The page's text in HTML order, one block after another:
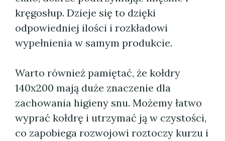
kręgosłup. Dzieje się to dzięki
odpowiedniej ilości i rozkładowi
wypełnienia w samym produkcie.
Warto również pamiętać, że kołdry
140x200 mają duże znaczenie dla
zachowania higieny snu. Możemy łatwo
wyprać kołdrę i utrzymać ją w czystości,
co zapobiega rozwojowi roztoczy kurzu i